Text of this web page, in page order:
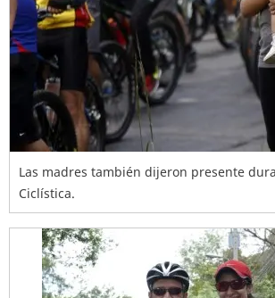
Las madres también dijeron presente
Ciclística.